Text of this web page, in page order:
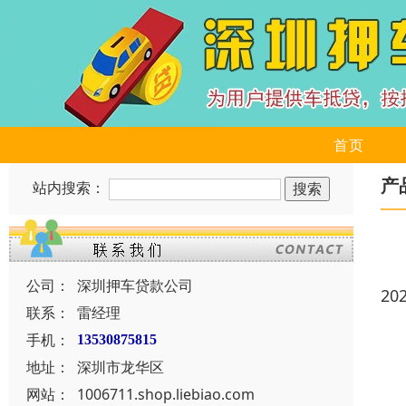
首页
站内搜索：
公司：
深圳押车贷款公司
联系：
雷经理
手机：
13530875815
地址：
深圳市龙华区
网站：
1006711.shop.liebiao.com
产